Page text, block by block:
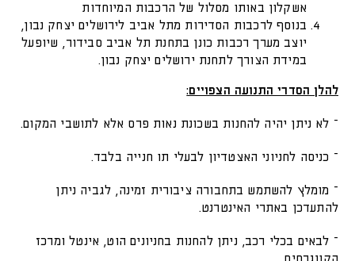
אשקלון באותו מסלול של הרכבות המיוחדות
בנוסף לרכבות הסדירות מתל אביב לירושלים יצחק נבון,
יוצב מערך רכבות כונן בתחנת תל אביב סבידור, שיופעל
במידת הצורך לתחנת ירושלים יצחק נבון.
להלן הסדרי התנועה הצפויים:
– לא ניתן יהיה להחנות בשכונת נאות פרס אלא לתושבי המקום.
– כניסה לחניוני האצטדיון לבעלי תו חנייה בלבד.
– מומלץ להשתמש בתחבורה ציבורית זמינה, לגביה ניתן
להתעדכן באתרי האינטרנט.
– לבאים בכלי רכב, ניתן להחנות בחניונים הוט, אינטל ומרכז